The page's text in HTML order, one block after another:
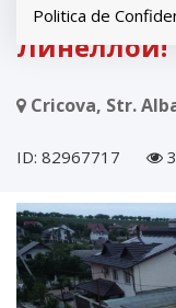
Politica de
Первая
Линеллой!
Cricova, Str.
ID: 82967717